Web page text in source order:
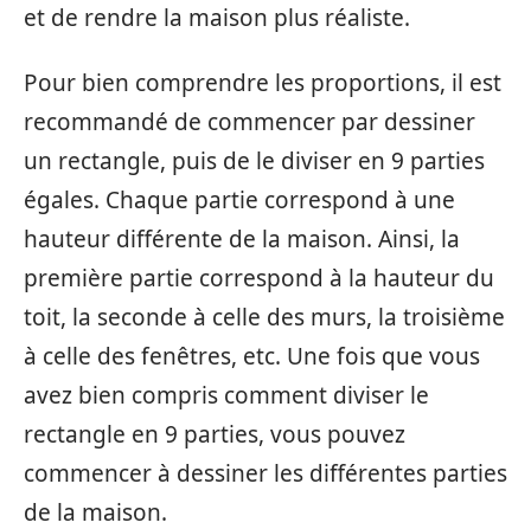
et de rendre la maison plus réaliste.
Pour bien comprendre les proportions, il est
recommandé de commencer par dessiner
un rectangle, puis de le diviser en 9 parties
égales. Chaque partie correspond à une
hauteur différente de la maison. Ainsi, la
première partie correspond à la hauteur du
toit, la seconde à celle des murs, la troisième
à celle des fenêtres, etc. Une fois que vous
avez bien compris comment diviser le
rectangle en 9 parties, vous pouvez
commencer à dessiner les différentes parties
de la maison.